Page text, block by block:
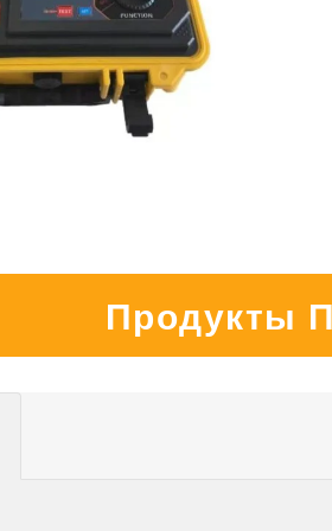
Продукты